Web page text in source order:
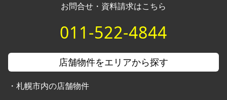
お問合せ・資料請求はこちら
011-522-4844
店舗物件をエリアから探す
・ 札幌市内の店舗物件